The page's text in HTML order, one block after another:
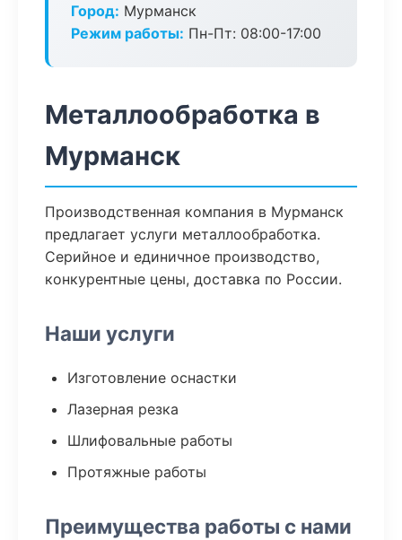
Город: Мурманск
Режим работы: Пн-Пт: 08:00-17:00
Металлообработка в
Мурманск
Производственная компания в Мурманск
предлагает услуги металлообработка.
Серийное и единичное производство,
конкурентные цены, доставка по России.
Наши услуги
Изготовление оснастки
Лазерная резка
Шлифовальные работы
Протяжные работы
Преимущества работы с нами